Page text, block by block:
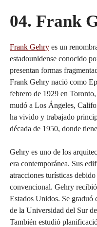
04. Frank
Frank Gehry es un
estadounidense conocido
presentan formas
Frank Gehry nació como
febrero de 1929 en
mudó a Los Ángeles,
ha vivido y trabajado
década de 1950, donde
Gehry es uno de los
era contemporánea. Sus
atracciones turísticas
convencional. Gehry
Estados Unidos. Se graduó
de la Universidad del Sur
También estudió